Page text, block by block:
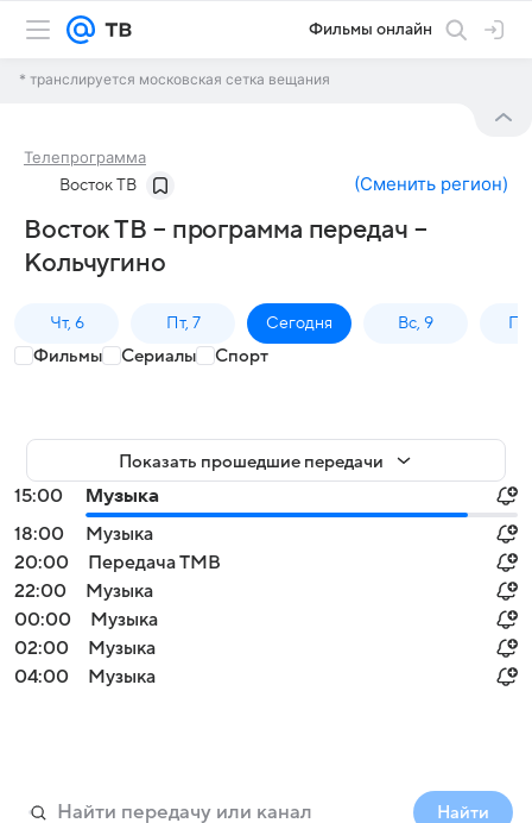
Фильмы онлайн
* транслируется московская сетка вещания
Телепрограмма
Восток ТВ (Сменить регион)
Восток ТВ – программа передач –
Кольчугино
Чт, 6 Пт, 7 Сегодня Вс, 9
Фильмы Сериалы Спорт
Показать прошедшие передачи
15:00
Музыка
18:00
Музыка
20:00
Передача ТМВ
22:00
Музыка
00:00
Музыка
02:00
Музыка
04:00
Музыка
Найти